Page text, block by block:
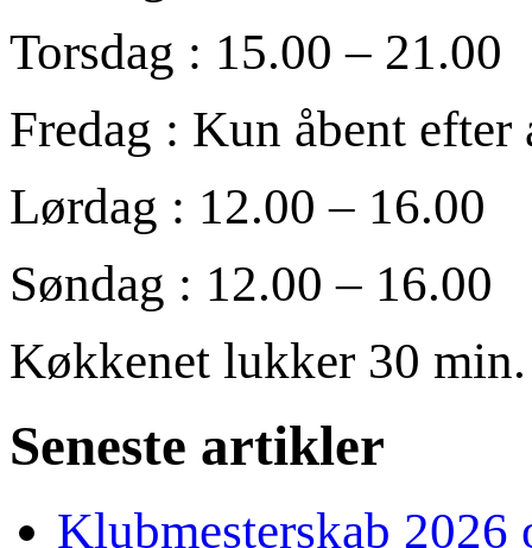
Torsdag : 15.00 – 21.00
Fredag : Kun åbent efter
Lørdag : 12.00 – 16.00
Søndag : 12.00 – 16.00
Køkkenet lukker 30
Seneste artikler
Klubmesterskab